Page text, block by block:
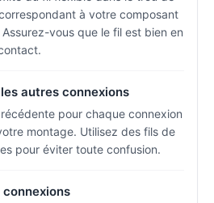
à votre composant
vous que le fil est bien en
autres connexions
pour chaque connexion
montage. Utilisez des fils de
pour éviter toute confusion.